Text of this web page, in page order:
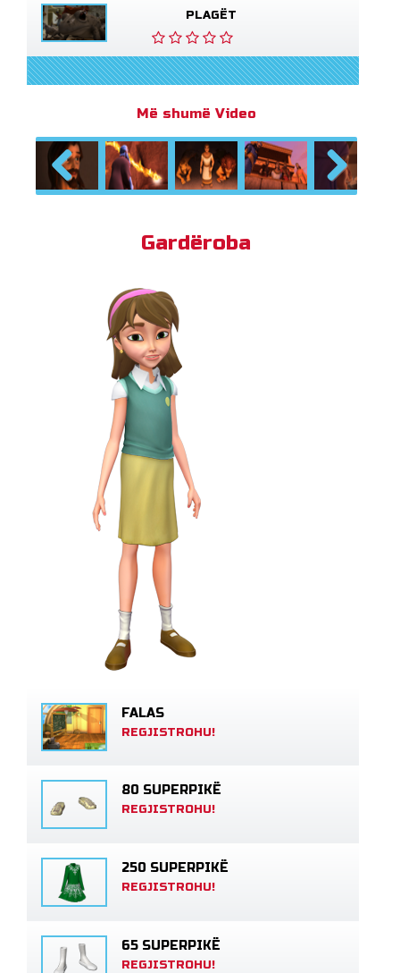
PLAGËT
Më shumë Video
Previous Next
Gardëroba
FALAS
REGJISTROHU!
80 SUPERPIKË
REGJISTROHU!
250 SUPERPIKË
REGJISTROHU!
65 SUPERPIKË
REGJISTROHU!